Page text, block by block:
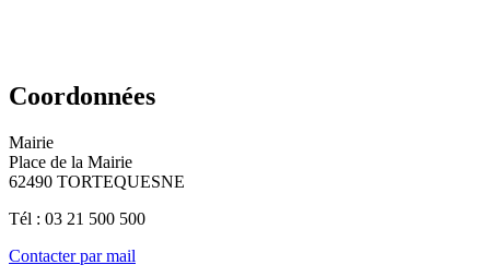
Coordonnées
Mairie
Place de la Mairie
62490 TORTEQUESNE
Tél : 03 21 500 500
Contacter par mail